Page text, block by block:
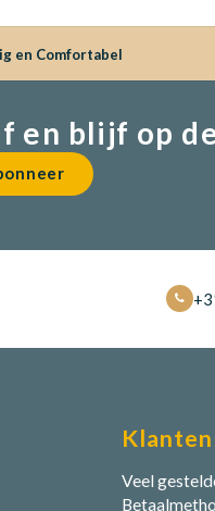
en Comfortabel
en blijf op
Veel